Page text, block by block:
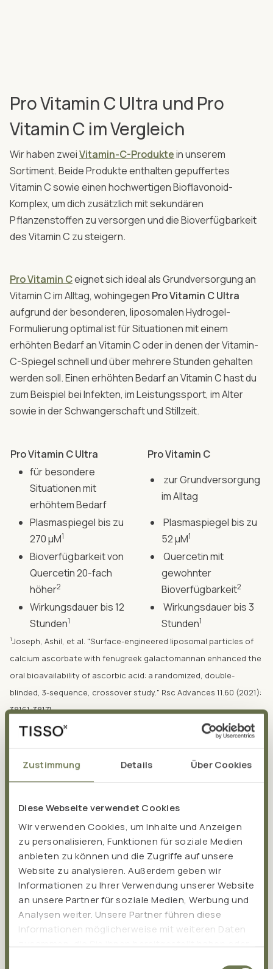
Zustimmung Details Über Cookies
Diese Webseite verwendet Cookies
Wir verwenden Cookies, um Inhalte und Anzeigen
zu personalisieren, Funktionen für soziale Medien
anbieten zu können und die Zugriffe auf unsere
Website zu analysieren. Außerdem geben wir
Informationen zu Ihrer Verwendung unserer Website
an unsere Partner für soziale Medien, Werbung und
Analysen weiter. Unsere Partner führen diese
Informationen möglicherweise mit weiteren Daten
Pro Vitamin C Ultra und Pro
Vitamin C im Vergleich
Wir haben zweiVitamin-C-Produktein unserem
Sortiment. Beide Produkte enthalten gepuffertes
Vitamin C sowie einen hochwertigen Bioflavonoid-
Komplex, um dich zusätzlich mit sekundären
Pflanzenstoffen zu versorgen und die Bioverfügbarkeit
des Vitamin C zu steigern.
Pro Vitamin Ceignet sich ideal als Grundversorgung an
Vitamin C im Alltag, wohingegen Pro Vitamin C Ultra
aufgrund der besonderen, liposomalen Hydrogel-
Formulierung optimal ist für Situationen mit einem
erhöhten Bedarf an Vitamin C oder in denen der Vitamin-
C-Spiegel schnell und über mehrere Stunden gehalten
werden soll. Einen erhöhten Bedarf an Vitamin C hast du
zum Beispiel bei Infekten, im Leistungssport, im Alter
sowie in der Schwangerschaft und Stillzeit.
Pro Vitamin C Ultra
Pro Vitamin C
für besondere
Situationen mit
erhöhtem Bedarf
zur Grundversorgung
im Alltag
Plasmaspiegel bis zu
270 µM1
Plasmaspiegel bis zu
52 µM1
Bioverfügbarkeit von
Quercetin 20-fach
höher2
Quercetin mit
gewohnter
Bioverfügbarkeit2
Wirkungsdauer bis 12
Stunden1
Wirkungsdauer bis 3
Stunden1
1Joseph, Ashil, et al. "Surface-engineered liposomal particles of
calcium ascorbate with fenugreek galactomannan enhanced the
oral bioavailability of ascorbic acid: a randomized, double-
blinded, 3-sequence, crossover study." Rsc Advances 11.60 (2021):
38161-38171
Riva, Antonella, et al. "Improved oral absorption of quercetin
from quercetin phytosome®, a new delivery system based on